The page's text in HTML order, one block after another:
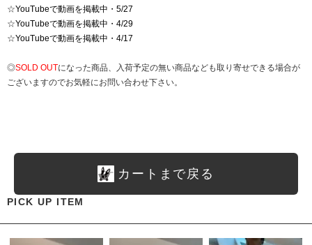
☆YouTubeで動画を掲載中・5/27
☆YouTubeで動画を掲載中・4/29
☆YouTubeで動画を掲載中・4/17
◎SOLD OUTになった商品、入荷予定の無い商品なども取り寄せできる場合が
ございますのでお気軽にお問い合わせ下さい。
カートまで戻る
PICK UP ITEM